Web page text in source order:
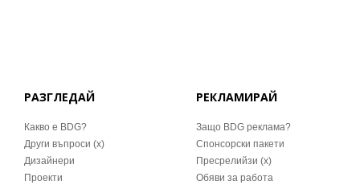
РАЗГЛЕДАЙ
Какво е BDG?
Други въпроси (x)
Дизайнери
Проекти
РЕКЛАМИРАЙ
Защо BDG реклама?
Спонсорски пакети
Пресрелийзи (x)
Обяви за работа